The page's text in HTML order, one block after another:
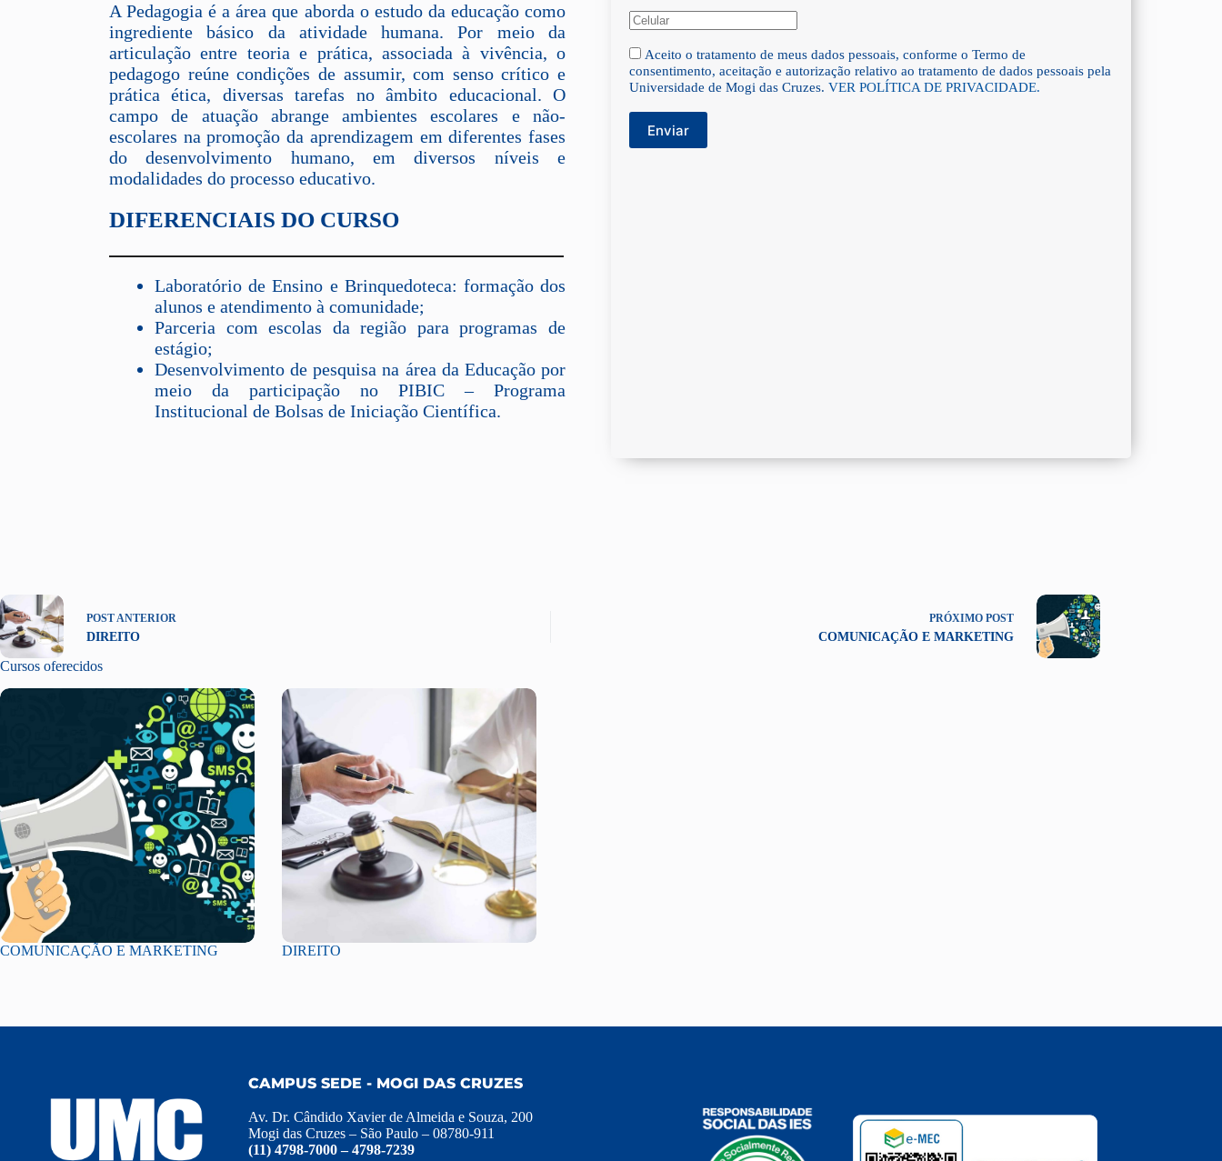
A Pedagogia é a área que aborda o estudo da educação como
ingrediente básico da atividade humana. Por meio da
articulação entre teoria e prática, associada à vivência, o
pedagogo reúne condições de assumir, com senso crítico e
prática ética, diversas tarefas no âmbito educacional. O
campo de atuação abrange ambientes escolares e não-
escolares na promoção da aprendizagem em diferentes fases
do desenvolvimento humano, em diversos níveis e
modalidades do processo educativo.
DIFERENCIAIS DO CURSO
Laboratório de Ensino e Brinquedoteca: formação dos
alunos e atendimento à comunidade;
Parceria com escolas da região para programas de
estágio;
Desenvolvimento de pesquisa na área da Educação por
meio da participação no PIBIC – Programa
Institucional de Bolsas de Iniciação Científica.
Aceito o tratamento de meus dados pessoais, conforme o Termo de
consentimento, aceitação e autorização relativo ao tratamento de dados pessoais pela
Universidade de Mogi das Cruzes. VER POLÍTICA DE PRIVACIDADE.
Enviar
POST ANTERIOR
DIREITO
PRÓXIMO POST
COMUNICAÇÃO E MARKETING
Cursos oferecidos
COMUNICAÇÃO E MARKETING DIREITO
CAMPUS SEDE - MOGI DAS CRUZES
Av. Dr. Cândido Xavier de Almeida e Souza, 200
Mogi das Cruzes – São Paulo – 08780-911
(11) 4798-7000 – 4798-7239